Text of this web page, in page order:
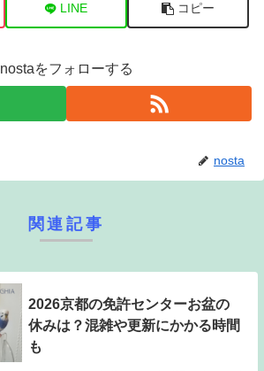
LINE コピー
nostaをフォローする
nosta
関連記事
2026京都の免許センターお盆の
休みは？混雑や更新にかかる時間
も